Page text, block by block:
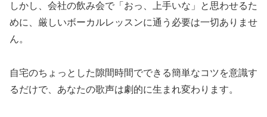
しかし、会社の飲み会で「おっ、上手いな」と思わせるた
めに、厳しいボーカルレッスンに通う必要は一切ありませ
ん。
自宅のちょっとした隙間時間でできる簡単なコツを意識す
るだけで、あなたの歌声は劇的に生まれ変わります。